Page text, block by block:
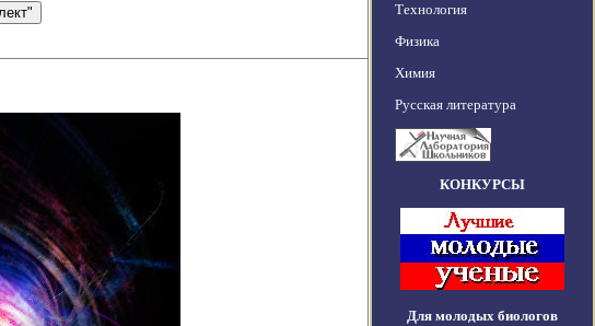
Технология
Физика
Химия
Русская литература
КОНКУРСЫ
Для молодых биологов